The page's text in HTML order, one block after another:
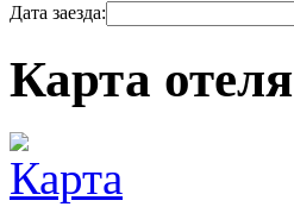
Дата заезда:
Карта отеля